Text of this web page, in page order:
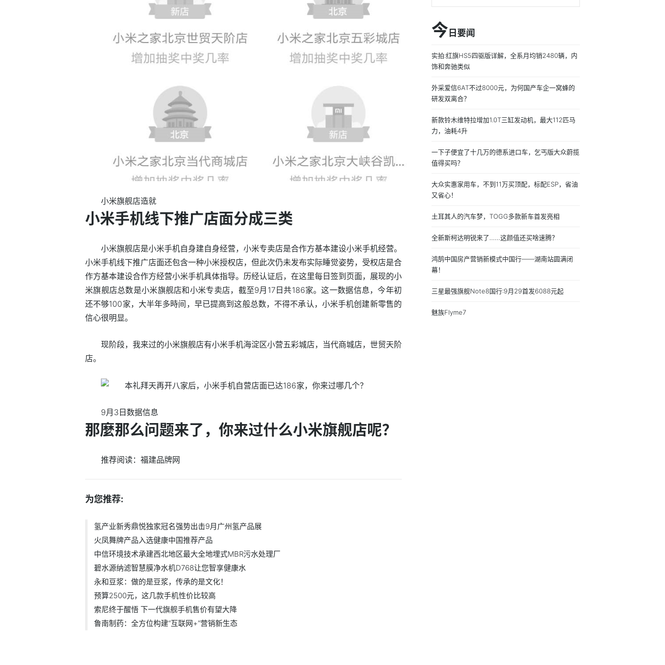
小米旗舰店造就
小米手机线下推广店面分成三类
小米旗舰店是小米手机自身建自身经营，小米专卖店是合作方基本建设小米手机经营。
小米手机线下推广店面还包含一种小米授权店，但此次仍未发布实际睡觉姿势，受权店是合
作方基本建设合作方经营小米手机具体指导。历经认证后，在这里每日签到页面，展现的小
米旗舰店总数是小米旗舰店和小米专卖店，截至9月17日共186家。这一数据信息，今年初
还不够100家，大半年多時间，早已提高到这般总数，不得不承认，小米手机创建新零售的
信心很明显。
现阶段，我来过的小米旗舰店有小米手机海淀区小营五彩城店，当代商城店，世贸天阶
店。
9月3日数据信息
那麼那么问题来了，你来过什么小米旗舰店呢？
推荐阅读： 福建品牌网
为您推荐:
氢产业新秀鼎悦独家冠名强势出击9月广州氢产品展
火凤舞牌产品入选健康中国推荐产品
中信环境技术承建西北地区最大全地埋式MBR污水处理厂
碧水源纳滤智慧膜净水机D768让您智享健康水
永和豆浆：做的是豆浆，传承的是文化！
预算2500元，这几款手机性价比较高
索尼终于醒悟 下一代旗舰手机售价有望大降
鲁南制药：全方位构建“互联网+”营销新生态
今 日要闻
实拍:红旗HS5四驱版详解，全系月均销2480辆，内
饰和奔驰类似
外采爱信6AT不过8000元，为何国产车企一窝蜂的
研发双离合？
新款铃木维特拉增加1.0T三缸发动机，最大112匹马
力，油耗4升
一下子便宜了十几万的德系进口车，乞丐版大众蔚揽
值得买吗？
大众实惠家用车，不到11万买顶配，标配ESP，省油
又省心！
土耳其人的汽车梦，TOGG多款新车首发亮相
全新斯柯达明锐来了……这颜值还买啥速腾？
鸿鹄中国房产营销新模式中国行——湖南站圆满闭
幕！
三星最强旗舰Note8国行:9月29首发6088元起
魅族Flyme7